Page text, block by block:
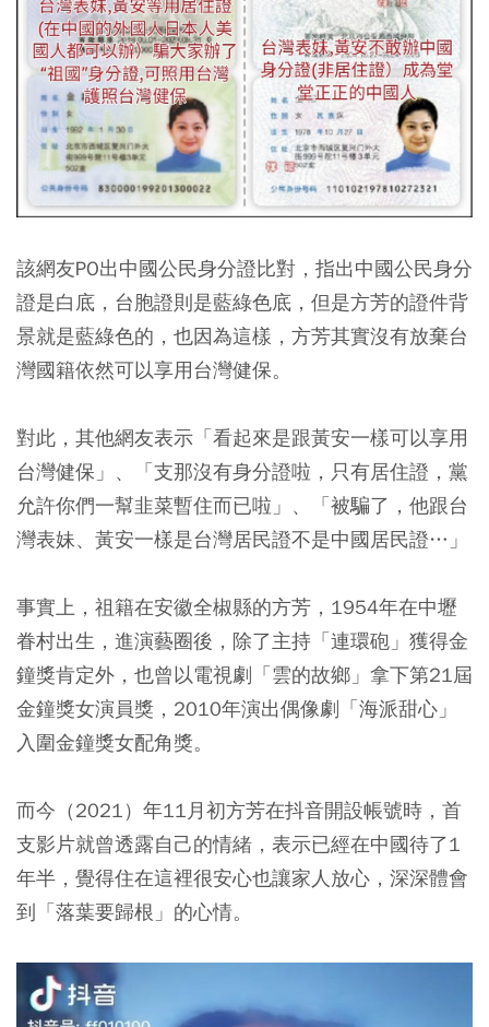
該網友PO出中國公民身分證比對，指出中國公民身分
證是白底，台胞證則是藍綠色底，但是方芳的證件背
景就是藍綠色的，也因為這樣，方芳其實沒有放棄台
灣國籍依然可以享用台灣健保。
對此，其他網友表示「看起來是跟黃安一樣可以享用
台灣健保」、「支那沒有身分證啦，只有居住證，黨
允許你們一幫韭菜暫住而已啦」、「被騙了，他跟台
灣表妹、黃安一樣是台灣居民證不是中國居民證…」
事實上，祖籍在安徽全椒縣的方芳，1954年在中壢
眷村出生，進演藝圈後，除了主持「連環砲」獲得金
鐘獎肯定外，也曾以電視劇「雲的故鄉」拿下第21屆
金鐘獎女演員獎，2010年演出偶像劇「海派甜心」
入圍金鐘獎女配角獎。
而今（2021）年11月初方芳在抖音開設帳號時，首
支影片就曾透露自己的情緒，表示已經在中國待了1
年半，覺得住在這裡很安心也讓家人放心，深深體會
到「落葉要歸根」的心情。